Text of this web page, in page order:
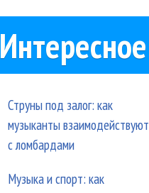
Интересное
Струны под залог: как
музыканты взаимодействуют
с ломбардами
Музыка и спорт: как